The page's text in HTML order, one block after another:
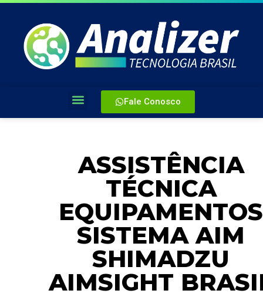
Fale Conosco
ASSISTÊNCIA
TÉCNICA
EQUIPAMENTOS
SISTEMA AIM
SHIMADZU
AIMSIGHT